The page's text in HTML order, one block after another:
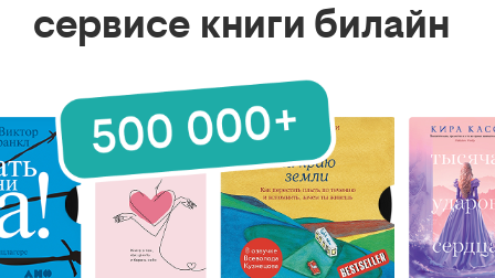
сервисе книги билайн